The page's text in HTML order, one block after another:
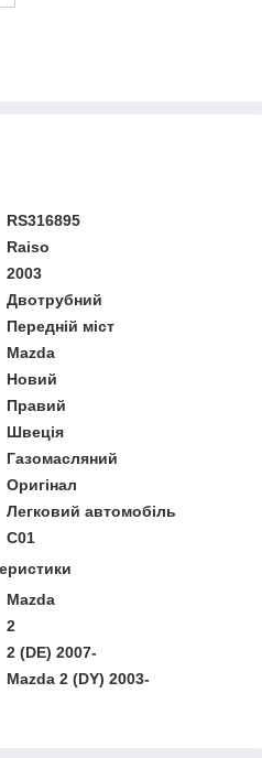
RS316895
Raiso
2003
Двотрубний
Передній міст
Mazda
Новий
Правий
Швеція
Газомасляний
Оригінал
Легковий автомобіль
C01
Mazda
2
2 (DE) 2007-
Mazda 2 (DY) 2003-